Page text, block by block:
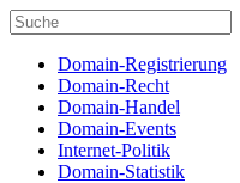
Domain-Registrierung
Domain-Recht
Domain-Handel
Domain-Events
Internet-Politik
Domain-Statistik